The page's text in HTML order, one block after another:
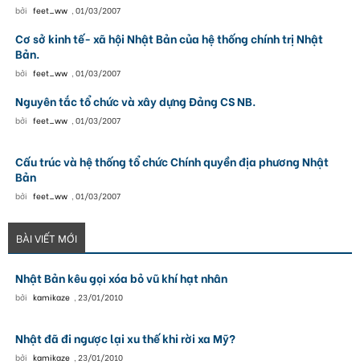
bởi feet_ww , 01/03/2007
Cơ sở kinh tế- xã hội Nhật Bản của hệ thống chính trị Nhật
Bản.
bởi feet_ww , 01/03/2007
Nguyên tắc tổ chức và xây dựng Đảng CS NB.
bởi feet_ww , 01/03/2007
Cấu trúc và hệ thống tổ chức Chính quyền địa phương Nhật
Bản
bởi feet_ww , 01/03/2007
BÀI VIẾT MỚI
Nhật Bản kêu gọi xóa bỏ vũ khí hạt nhân
bởi kamikaze , 23/01/2010
Nhật đã đi ngược lại xu thế khi rời xa Mỹ?
bởi kamikaze , 23/01/2010